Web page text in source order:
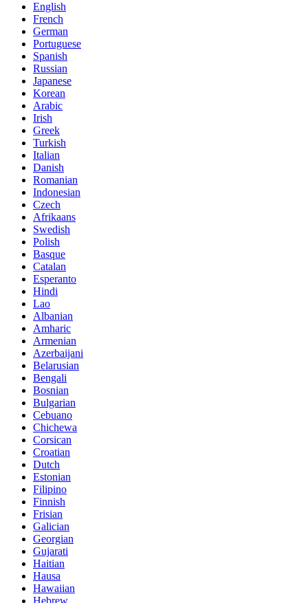
English
French
German
Portuguese
Spanish
Russian
Japanese
Korean
Arabic
Irish
Greek
Turkish
Italian
Danish
Romanian
Indonesian
Czech
Afrikaans
Swedish
Polish
Basque
Catalan
Esperanto
Hindi
Lao
Albanian
Amharic
Armenian
Azerbaijani
Belarusian
Bengali
Bosnian
Bulgarian
Cebuano
Chichewa
Corsican
Croatian
Dutch
Estonian
Filipino
Finnish
Frisian
Galician
Georgian
Gujarati
Haitian
Hausa
Hawaiian